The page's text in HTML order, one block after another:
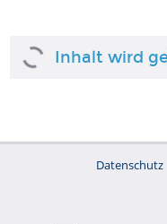
Video
Studentenbewegung